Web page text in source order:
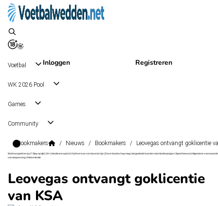
Inloggen Registreren
Voetbal
WK 2026 Pool
Games
Community
Bookmakers / Nieuws / Bookmakers / Leovegas ontvangt goklicentie
Wat kost gokken jou? Stop op tijd | 18+ | loketkansspel.nl | Gokken kan verslavend zijn | Deze boodschap mag niet gedeeld worden met minderjarigen | Speel bewust | Algemene
van toepassing | #Advertentie
Leovegas ontvangt goklicentie
van KSA